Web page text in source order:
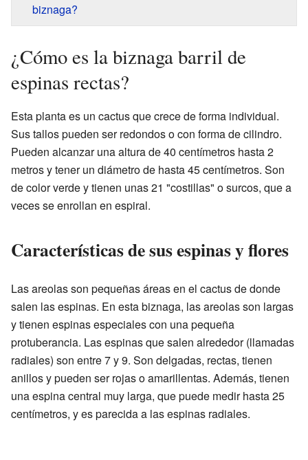
biznaga?
¿Cómo es la biznaga barril de
espinas rectas?
Esta planta es un cactus que crece de forma individual.
Sus tallos pueden ser redondos o con forma de cilindro.
Pueden alcanzar una altura de 40 centímetros hasta 2
metros y tener un diámetro de hasta 45 centímetros. Son
de color verde y tienen unas 21 "costillas" o surcos, que a
veces se enrollan en espiral.
Características de sus espinas y flores
Las areolas son pequeñas áreas en el cactus de donde
salen las espinas. En esta biznaga, las areolas son largas
y tienen espinas especiales con una pequeña
protuberancia. Las espinas que salen alrededor (llamadas
radiales) son entre 7 y 9. Son delgadas, rectas, tienen
anillos y pueden ser rojas o amarillentas. Además, tienen
una espina central muy larga, que puede medir hasta 25
centímetros, y es parecida a las espinas radiales.